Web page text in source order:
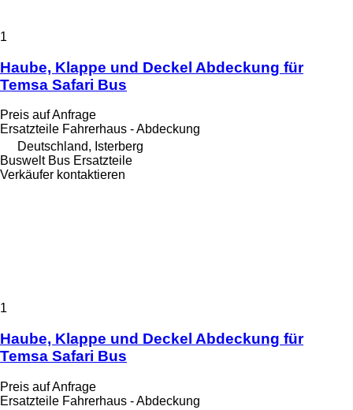
1
Haube, Klappe und Deckel Abdeckung für
Temsa Safari Bus
Preis auf Anfrage
Ersatzteile Fahrerhaus - Abdeckung
Deutschland, Isterberg
Buswelt Bus Ersatzteile
Verkäufer kontaktieren
1
Haube, Klappe und Deckel Abdeckung für
Temsa Safari Bus
Preis auf Anfrage
Ersatzteile Fahrerhaus - Abdeckung